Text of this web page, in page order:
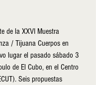
de la XXVI Muestra
/ Tijuana Cuerpos en
lugar el pasado sábado 3
de El Cubo, en el Centro
Seis propuestas